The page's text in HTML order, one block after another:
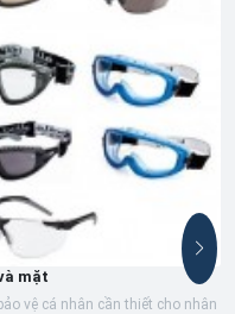
mặt
vệ cá nhân cần thiết cho nhân